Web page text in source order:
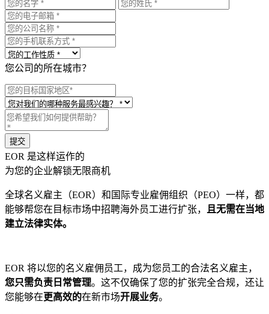
您公司的所在城市？
EOR 是这样运作的
为您的企业解锁无限商机
全球名义雇主（EOR）和国际专业雇佣组织（PEO）一样，都
能够帮您在目标市场中招聘海外员工进行扩张，
且无需在当地
建立法律实体。
EOR 将以您的名义雇佣员工，成为您员工的合法名义雇主，
您只需负责日常管理。这不仅确保了您的扩张完全合规，还让
您能够在更高效的在新市场开展业务。